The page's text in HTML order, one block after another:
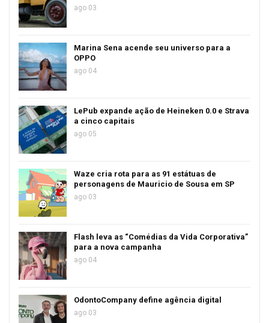
ago 03
Marina Sena acende seu universo para a
OPPO
ago 04
LePub expande ação de Heineken 0.0 e Strava
a cinco capitais
ago 05
Waze cria rota para as 91 estátuas de
personagens de Mauricio de Sousa em SP
ago 03
Flash leva as “Comédias da Vida Corporativa”
para a nova campanha
ago 04
OdontoCompany define agência digital
ago 03